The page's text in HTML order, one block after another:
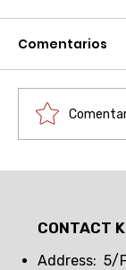
Comentarios
CONTACT
Address: 5/